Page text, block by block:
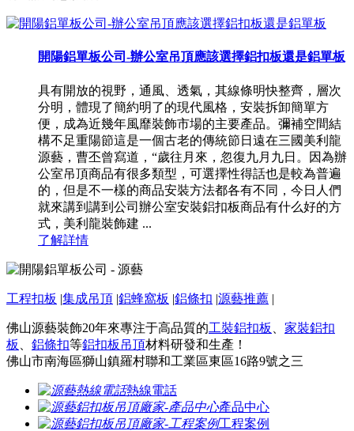
開陽鋁單板公司-辦公室吊頂應該選擇鋁扣板還是鋁單板
具有開放的視野，通風、透氣，其線條明快整齊，層次
分明，體現了簡約明了的現代風格，安裝拆卸簡單方
便，成為近幾年風靡裝飾市場的主要產品。彌補空間結
構不足重陽節這是一個古老的傳統節日遠在三國美利龍
源藝，曹丕曾寫道，“歲往月來，忽復九月九日。因為辦
公室吊頂商品有很多類型，可選擇性得話也是較為普遍
的，但是不一樣的商品安裝方法都各有不同，今日人們
就來講到講到公司辦公室安裝鋁扣板商品有什么好的方
式，美利龍裝飾建 ...
了解詳情
工程扣板 |集成吊頂 |鋁蜂窩板 |鋁條扣 |源藝推薦 |
佛山源藝裝飾20年來專注于高品質的工裝鋁扣板
家裝鋁扣
板
鋁條扣等鋁扣板吊頂材料研發和生產！
佛山市南海區獅山鎮羅村聯和工業區東區16路9號之三
熱線電話
產品中心
工程案例